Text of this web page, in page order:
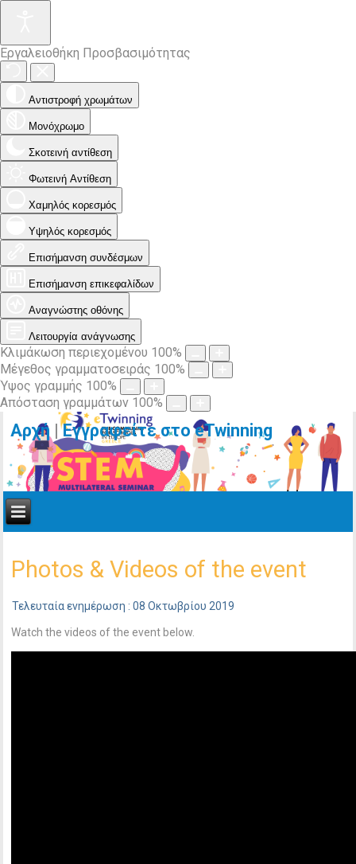
Εργαλειοθήκη Προσβασιμότητας
Αντιστροφή χρωμάτων
Μονόχρωμο
Σκοτεινή αντίθεση
Φωτεινή Αντίθεση
Χαμηλός κορεσμός
Υψηλός κορεσμός
Επισήμανση συνδέσμων
Επισήμανση επικεφαλίδων
Αναγνώστης οθόνης
Λειτουργία ανάγνωσης
Κλιμάκωση περιεχομένου 100%
Μέγεθος γραμματοσειράς 100%
Ύψος γραμμής 100%
Απόσταση γραμμάτων 100%
Αρχή |Εγγραφείτε στο eTwinning
Photos & Videos of the event
Τελευταία ενημέρωση : 08 Οκτωβρίου 2019
Watch the videos of the event below.